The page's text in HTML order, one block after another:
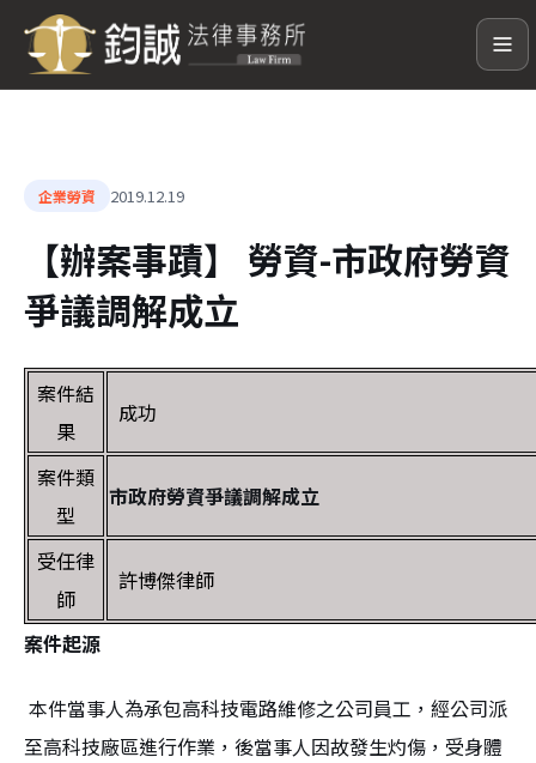
企業勞資 2019.12.19
【辦案事蹟】 勞資-市政府勞資
爭議調解成立
案件結
果
成功
案件類
型
市政府勞資爭議調解成立
受任律
師
許博傑律師
案件起源
本件當事人為承包高科技電路維修之公司員工，經公司派
至高科技廠區進行作業，後當事人因故發生灼傷，受身體